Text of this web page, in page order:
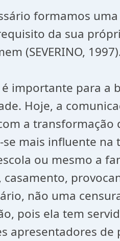
formamos
da sua
(SEVERINO,
é importante para a
Hoje, a
a transformação
mais influente na
ou mesmo a
casamento,
não uma
pois ela tem
apresentadores